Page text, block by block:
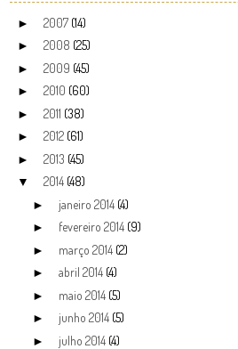
► 2007 (14)
► 2008 (25)
► 2009 (45)
► 2010 (60)
► 2011 (38)
► 2012 (61)
► 2013 (45)
▼ 2014 (48)
► janeiro 2014 (4)
► fevereiro 2014 (9)
► março 2014 (2)
► abril 2014 (4)
► maio 2014 (5)
► junho 2014 (5)
► julho 2014 (4)